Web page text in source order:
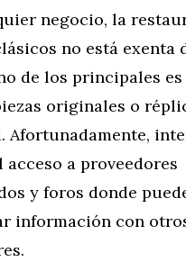
negocio, la
no está exenta
de los principales es
originales o
Afortunadamente,
a proveedores
y foros donde
información con